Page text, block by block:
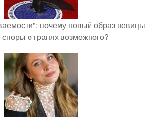
почему новый образ певицы
о гранях возможного?